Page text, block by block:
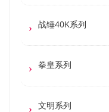
战锤40K系列
拳皇系列
文明系列